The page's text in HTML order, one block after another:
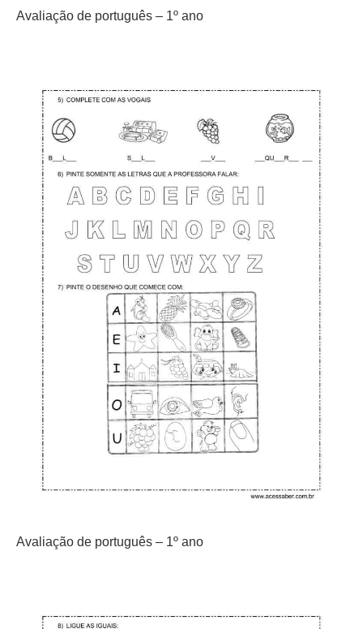
Avaliação de português – 1º ano
Avaliação de português – 1º ano